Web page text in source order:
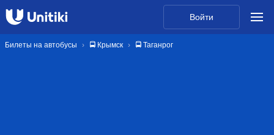
Войти
Билеты на автобусы 🚍 Крымск 🚍 Таганрог